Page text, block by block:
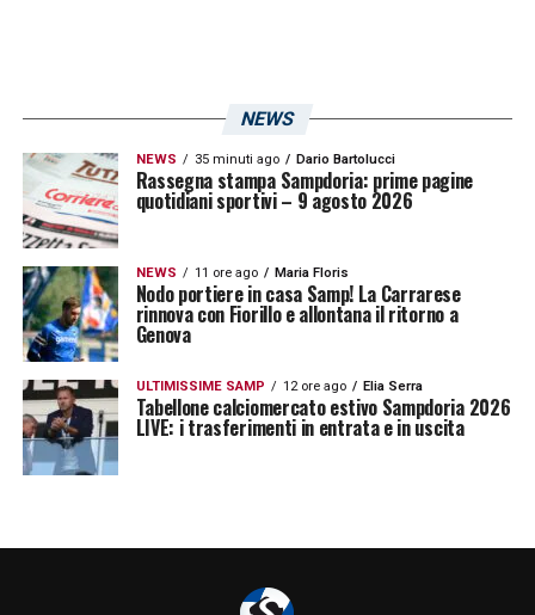
NEWS
NEWS 35 minuti ago Dario Bartolucci
Rassegna stampa Sampdoria: prime pagine
quotidiani sportivi – 9 agosto 2026
NEWS 11 ore ago Maria Floris
Nodo portiere in casa Samp! La Carrarese
rinnova con Fiorillo e allontana il ritorno a
Genova
ULTIMISSIME SAMP 12 ore ago Elia Serra
Tabellone calciomercato estivo Sampdoria 2026
LIVE: i trasferimenti in entrata e in uscita